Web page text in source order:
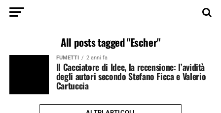
All posts tagged "Escher"
FUMETTI 2 anni fa
Il Cacciatore di Idee, la recensione: l’avidità
degli autori secondo Stefano Ficca e Valerio
Cartuccia